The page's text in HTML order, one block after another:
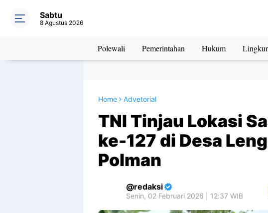
Sabtu
8 Agustus 2026
Polewali Pemerintahan Hukum
Home Advetorial
TNI Tinjau Lokasi
ke-127 di Desa
Polman
redaksi
Senin, 02 Februari 2026 | 12:37 WIB